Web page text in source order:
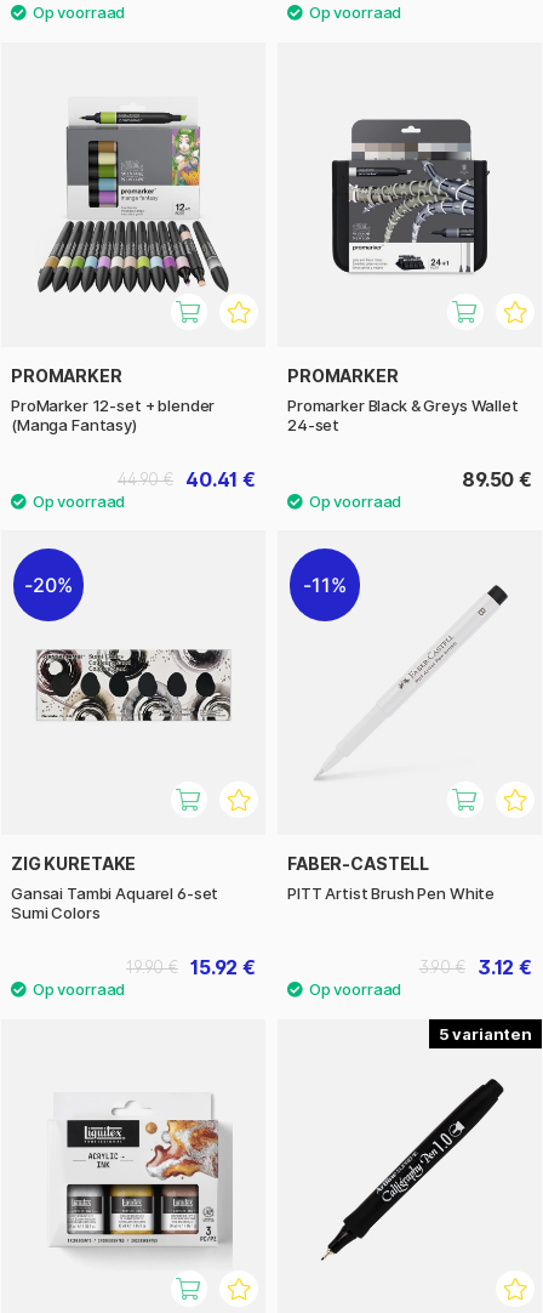
PROMARKER
ProMarker 12-set + blender
(Manga Fantasy)
40.41 €
44.90 €
PROMARKER
Promarker Black & Greys Wallet
24-set
89.50 €
20%
ZIG KURETAKE
Gansai Tambi Aquarel 6-set
Sumi Colors
15.92 €
19.90 €
11%
FABER-CASTELL
PITT Artist Brush Pen White
3.12 €
3.90 €
5